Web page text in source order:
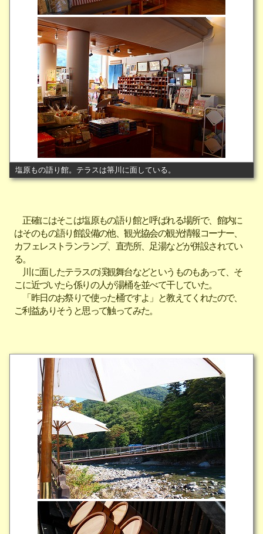
塩原もの語り館。テラスは箒川に面している。
正確にはそこは塩原もの語り館と呼ばれる場所で、館内に
はそのもの語り館設備の他、観光協会の観光情報コーナー、
カフェレストランランプ、直売所、足湯などが併設されてい
る。
川に面したテラスの渓観舞台などというものもあって、そ
こに近づいたら係りの人が湯桶を並べて干していた。
「昨日のお祭りで使った桶ですよ」と教えてくれたので、
ご利益ありそうと思って触ってみた。